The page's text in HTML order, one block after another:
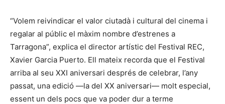
“Volem reivindicar el valor ciutadà i cultural del cinema i
regalar al públic el màxim nombre d’estrenes a
Tarragona”, explica el director artístic del Festival REC,
Xavier Garcia Puerto. Ell mateix recorda que el Festival
arriba al seu XXI aniversari després de celebrar, l’any
passat, una edició —la del XX aniversari— molt especial,
essent un dels pocs que va poder dur a terme